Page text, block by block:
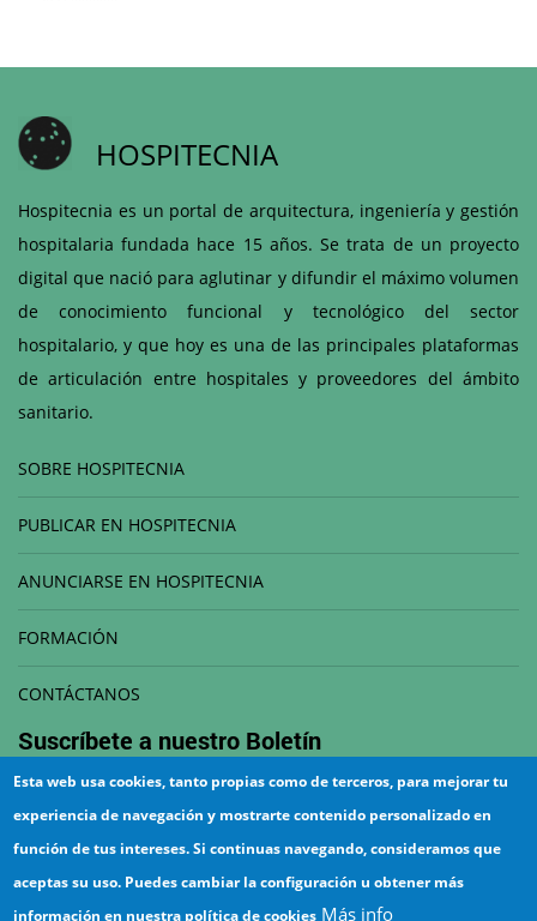
HOSPITECNIA
Hospitecnia es un portal de arquitectura, ingeniería y gestión
hospitalaria fundada hace 15 años. Se trata de un proyecto
digital que nació para aglutinar y difundir el máximo volumen
de conocimiento funcional y tecnológico del sector
hospitalario, y que hoy es una de las principales plataformas
de articulación entre hospitales y proveedores del ámbito
sanitario.
SOBRE HOSPITECNIA
PUBLICAR EN HOSPITECNIA
ANUNCIARSE EN HOSPITECNIA
FORMACIÓN
CONTÁCTANOS
Suscríbete a nuestro Boletín
Esta web usa cookies, tanto propias como de terceros, para mejorar tu
experiencia de navegación y mostrarte contenido personalizado en
función de tus intereses. Si continuas navegando, consideramos que
aceptas su uso. Puedes cambiar la configuración u obtener más
información en nuestra política de cookies Más info